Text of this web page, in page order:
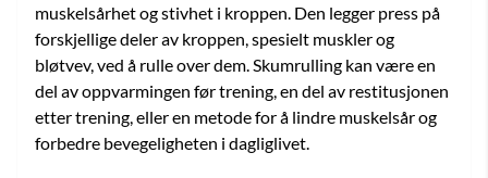
muskelsårhet og stivhet i kroppen. Den legger press på
forskjellige deler av kroppen, spesielt muskler og
bløtvev, ved å rulle over dem. Skumrulling kan være en
del av oppvarmingen før trening, en del av restitusjonen
etter trening, eller en metode for å lindre muskelsår og
forbedre bevegeligheten i dagliglivet.